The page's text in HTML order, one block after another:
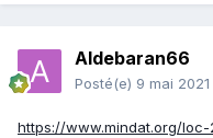
Aldebaran66
Posté(e) 9 mai 2021
https://www.mindat.org/loc-